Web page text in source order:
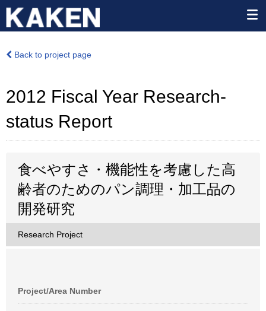
Back to project page
2012 Fiscal Year Research-
status Report
食べやすさ・機能性を考慮した高
齢者のためのパン調理・加工品の
開発研究
Research Project
Project/Area Number